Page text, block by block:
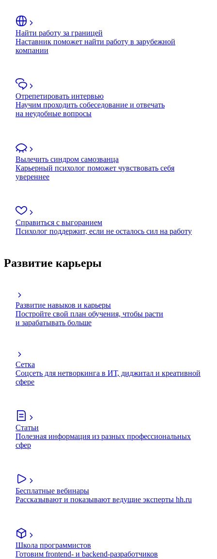
Найти работу за границей
Наставник поможет найти работу в зарубежной
компании
Отрепетировать интервью
Научим проходить собеседование и отвечать
на неудобные вопросы
Вылечить синдром самозванца
Карьерный психолог поможет чувствовать себя
увереннее
Справиться с выгоранием
Психолог поддержит, если не осталось сил на работу
Развитие карьеры
Развитие навыков и карьеры
Постройте свой план обучения, чтобы расти
и зарабатывать больше
Сетка
Соцсеть для нетворкинга в ИТ, диджитал и креативной
сфере
Статьи
Полезная информация из разных профессиональных
сфер
Бесплатные вебинары
Рассказывают и показывают ведущие эксперты hh.ru
Школа программистов
Готовим frontend- и backend-разработчиков